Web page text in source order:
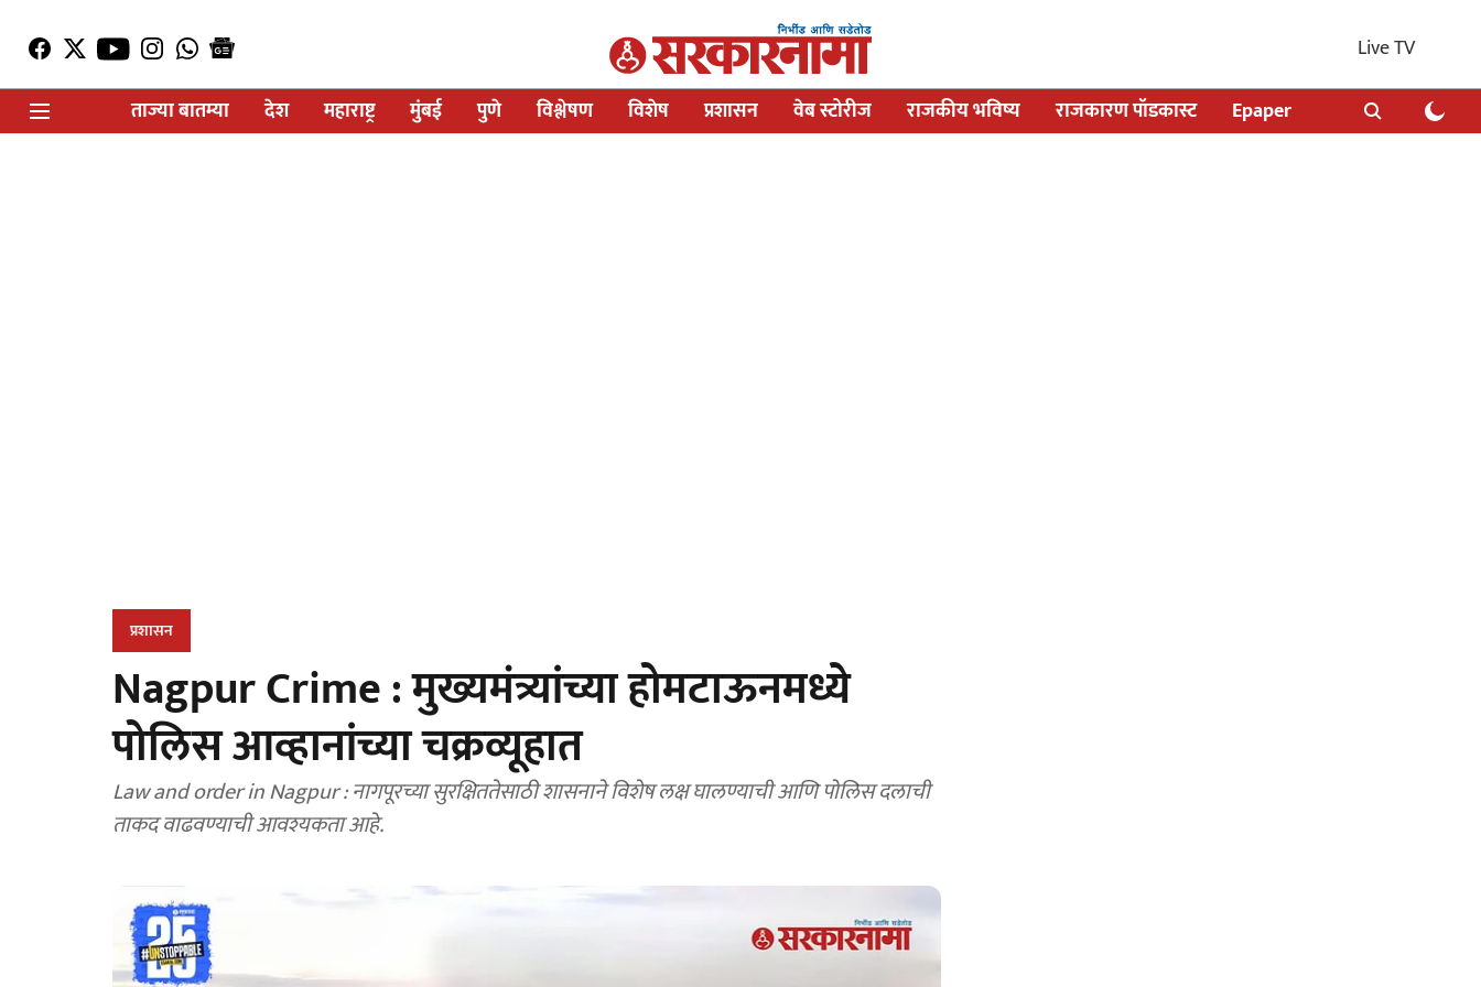
Live TV
ताज्या बातम्या
देश महाराष्ट्र मुंबई पुणे विश्लेषण विशेष प्रशासन वेब स्टोरीज राजकीय भविष्य राजकारण पॉडकास्ट Epaper
प्रशासन
Nagpur Crime : मुख्यमंत्र्यांच्या होमटाऊनमध्ये
पोलिस आव्हानांच्या चक्रव्यूहात
Law and order in Nagpur : नागपूरच्या सुरक्षिततेसाठी शासनाने विशेष लक्ष घालण्याची आणि पोलिस दलाची
ताकद वाढवण्याची आवश्यकता आहे.